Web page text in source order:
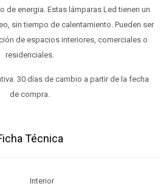
de energia. Estas lámparas Led tienen un
sin tiempo de calentamiento. Pueden ser
de espacios interiores, comerciales o
residenciales.
30 días de cambio a partir de la fecha
de compra.
Técnica
Interior